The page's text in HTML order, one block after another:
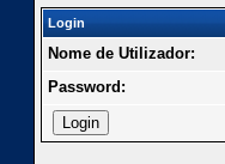
Login
Nome de Utilizador:
Password: